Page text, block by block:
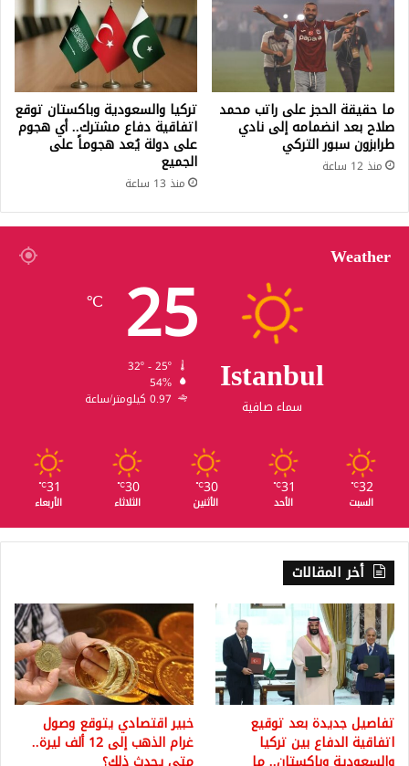
ما حقيقة الحجز على راتب محمد
صلاح بعد انضمامه إلى نادي
طرابزون سبور التركي
منذ 12 ساعة
تركيا والسعودية وباكستان توقع
اتفاقية دفاع مشترك.. أي هجوم
على دولة يُعد هجوماً على
الجميع
منذ 13 ساعة
Weather
Istanbul
سماء صافية
25
℃
54%
0.97 كيلومتر/ساعة
32
℃
السبت
31
℃
الأحد
30
℃
الأثنين
30
℃
الثلاثاء
31
℃
الأربعاء
أخر المقالات
تفاصيل جديدة بعد توقيع
اتفاقية الدفاع بين تركيا
خبير اقتصادي يتوقع وصول
غرام الذهب إلى 12 ألف ليرة..